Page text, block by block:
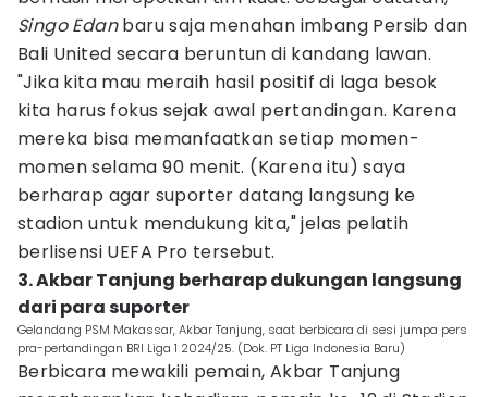
Singo Edanbaru saja menahan imbang Persib dan
Bali United secara beruntun di kandang lawan.
"Jika kita mau meraih hasil positif di laga besok
kita harus fokus sejak awal pertandingan. Karena
mereka bisa memanfaatkan setiap momen-
momen selama 90 menit. (Karena itu) saya
berharap agar suporter datang langsung ke
stadion untuk mendukung kita," jelas pelatih
berlisensi UEFA Pro tersebut.
3. Akbar Tanjung berharap dukungan langsung
dari para suporter
Gelandang PSM Makassar, Akbar Tanjung, saat berbicara di sesi jumpa pers
pra-pertandingan BRI Liga 1 2024/25. (Dok. PT Liga Indonesia Baru)
Berbicara mewakili pemain, Akbar Tanjung